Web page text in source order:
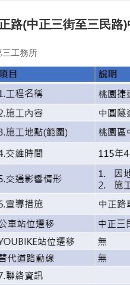
路(中正三街至三民路
三工務所